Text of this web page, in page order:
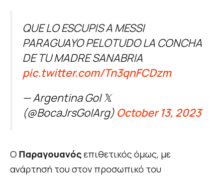
QUE LO ESCUPIS A MESSI
PARAGUAYO PELOTUDO LA CONCHA
DE TU MADRE SANABRIA
pic.twitter.com/Tn3qnFCDzm
— Argentina Gol 𝕏
(@BocaJrsGolArg) October 13, 2023
Ο Παραγουανός επιθετικός όμως, με
ανάρτησή του στον προσωπικό του